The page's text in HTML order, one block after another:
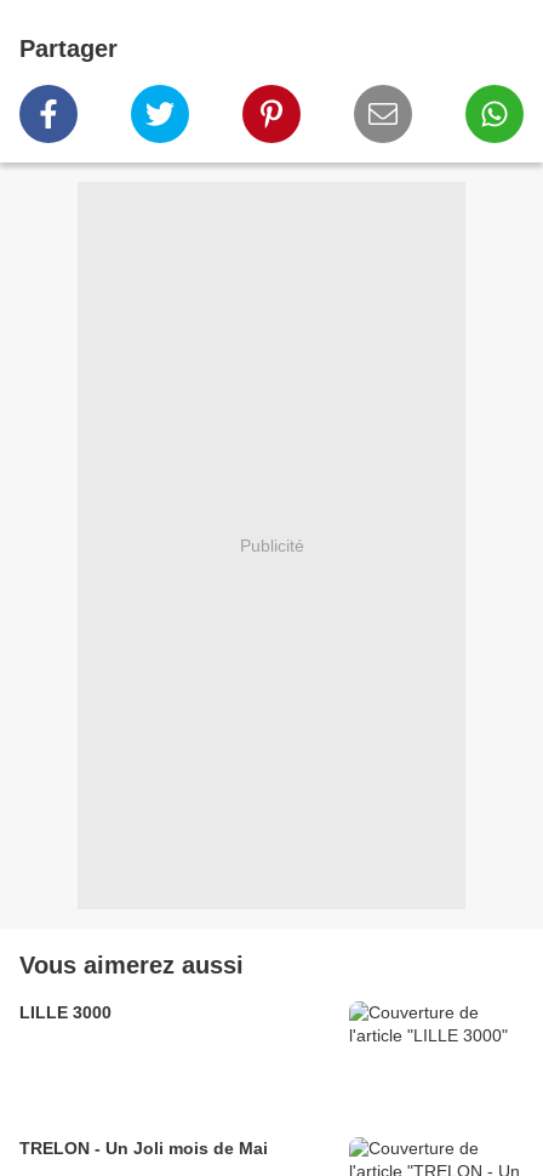
Partager
Publicité
Vous aimerez aussi
LILLE 3000
TRELON - Un Joli mois de Mai